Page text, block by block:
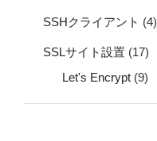
SSHクライアント (4)
SSLサイト設置 (17)
Let's Encrypt (9)